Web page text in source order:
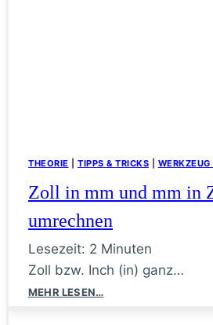
THEORIE TIPPS & TRICKS
Zoll in mm und mm in
umrechnen
Lesezeit: 2 Minuten
Zoll bzw. Inch (in) ganz…
MEHR LESEN…